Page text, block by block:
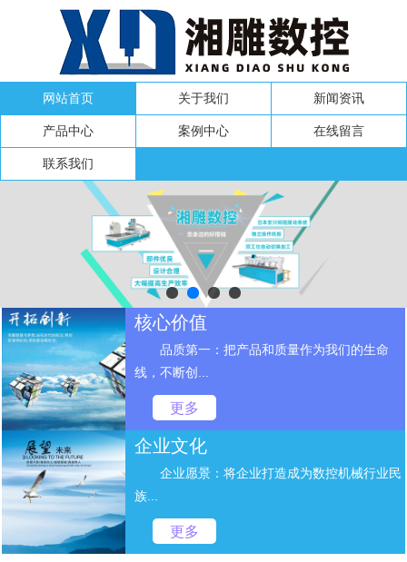
网站首页 关于我们 新闻资讯
产品中心 案例中心 在线留言
联系我们
核心价值
品质第一：把产品和质量作为我们的生命
线，不断创...
更多
企业文化
企业愿景：将企业打造成为数控机械行业民
族...
更多